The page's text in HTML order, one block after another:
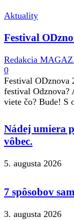
Aktuality
Festival
Redakcia
0
Festival ODznova
festival Odznova?
viete čo? Bude! S
Nádej umiera
vôbec.
5. augusta 2026
7 spôsobov
3. augusta 2026